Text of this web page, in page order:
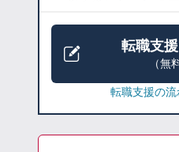
転職支
（無
転職支援の流